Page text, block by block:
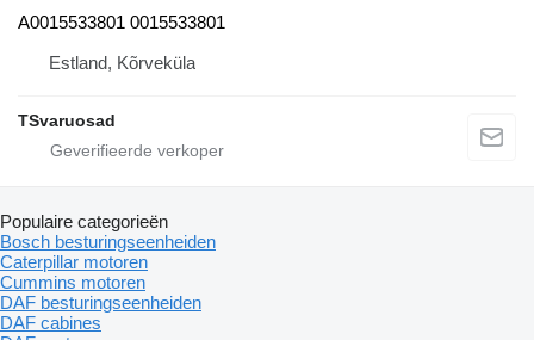
A0015533801 0015533801
Estland, Kõrveküla
TSvaruosad
Populaire categorieën
Bosch besturingseenheiden
Caterpillar motoren
Cummins motoren
DAF besturingseenheiden
DAF cabines